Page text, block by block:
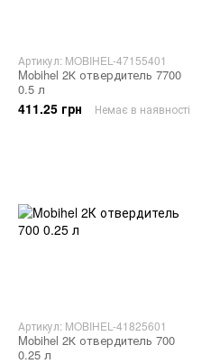
Артикул: MOBIHEL-47155401
Mobihel 2К отвердитель 7700
0.5 л
411.25 грн Немає в наявності
Артикул: MOBIHEL-41825601
Mobihel 2К отвердитель 700
0.25 л